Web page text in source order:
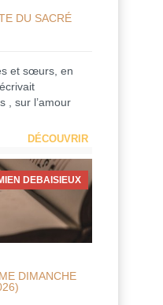
DU SACRÉ
et sœurs, en
, sur l’amour
DÉCOUVRIR
DEBAISIEUX
DIMANCHE